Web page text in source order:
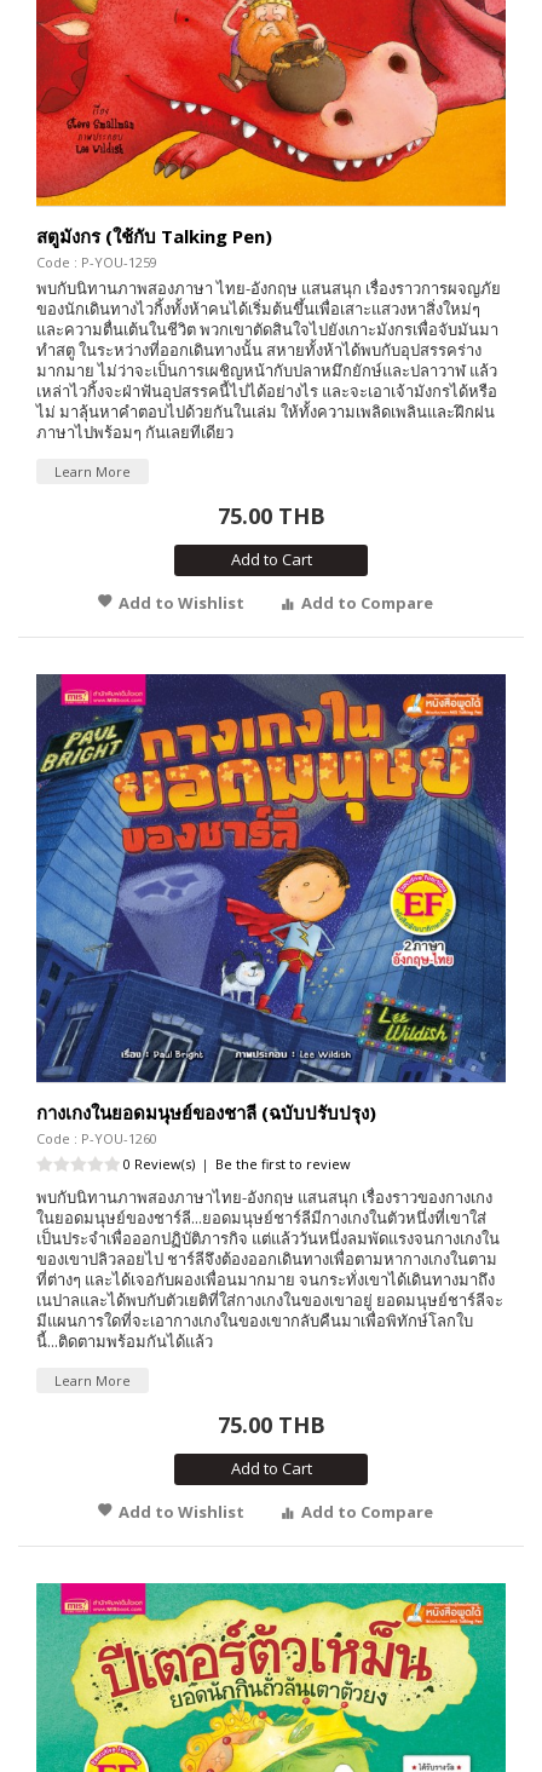
สตูมังกร (ใช้กับ Talking Pen)
Code : P-YOU-1259
พบกับนิทานภาพสองภาษา ไทย-อังกฤษ แสนสนุก เรื่องราวการผจญภัย
ของนักเดินทางไวกิ้งทั้งห้าคนได้เริ่มต้นขึ้นเพื่อเสาะแสวงหาสิ่งใหม่ๆ
และความตื่นเต้นในชีวิต พวกเขาตัดสินใจไปยังเกาะมังกรเพื่อจับมันมา
ทำสตู ในระหว่างที่ออกเดินทางนั้น สหายทั้งห้าได้พบกับอุปสรรคร่าง
มากมาย ไม่ว่าจะเป็นการเผชิญหน้ากับปลาหมึกยักษ์และปลาวาฬ แล้ว
เหล่าไวกิ้งจะฝ่าฟันอุปสรรคนี้ไปได้อย่างไร และจะเอาเจ้ามังกรได้หรือ
ไม่ มาลุ้นหาคำตอบไปด้วยกันในเล่ม ให้ทั้งความเพลิดเพลินและฝึกฝน
ภาษาไปพร้อมๆ กันเลยทีเดียว
Learn More
75.00 THB
Add to Cart
Add to Wishlist
Add to Compare
กางเกงในยอดมนุษย์ของชาลี (ฉบับปรับปรุง)
Code : P-YOU-1260
0 Review(s) | Be the first to review
พบกับนิทานภาพสองภาษาไทย-อังกฤษ แสนสนุก เรื่องราวของกางเกง
ในยอดมนุษย์ของชาร์ลี...ยอดมนุษย์ชาร์ลีมีกางเกงในตัวหนึ่งที่เขาใส่
เป็นประจำเพื่อออกปฏิบัติภารกิจ แต่แล้ววันหนึ่งลมพัดแรงจนกางเกงใน
ของเขาปลิวลอยไป ชาร์ลีจึงต้องออกเดินทางเพื่อตามหากางเกงในตาม
ที่ต่างๆ และได้เจอกับผองเพื่อนมากมาย จนกระทั่งเขาได้เดินทางมาถึง
เนปาลและได้พบกับตัวเยติที่ใส่กางเกงในของเขาอยู่ ยอดมนุษย์ชาร์ลีจะ
มีแผนการใดที่จะเอากางเกงในของเขากลับคืนมาเพื่อพิทักษ์โลกใบ
นี้...ติดตามพร้อมกันได้แล้ว
Learn More
75.00 THB
Add to Cart
Add to Wishlist
Add to Compare